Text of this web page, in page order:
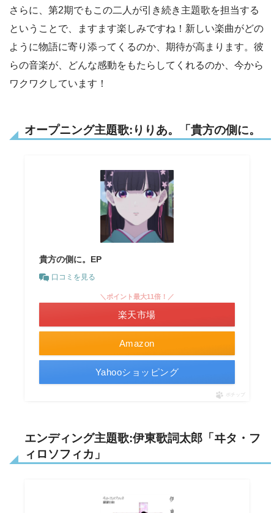
さらに、第2期でもこの二人が引き続き主題歌を担当する
ということで、ますます楽しみですね！新しい楽曲がどの
ように物語に寄り添ってくるのか、期待が高まります。彼
らの音楽が、どんな感動をもたらしてくれるのか、今から
ワクワクしています！
オープニング主題歌: りりあ。「貴方の側に。
貴方の側に。EP
口コミを見る
Amazon
＼ポイント最大11倍！／
楽天市場
Yahooショッピング
ポチップ
エンディング主題歌:伊東歌詞太郎「ヰタ・フ
ィロソフィカ」